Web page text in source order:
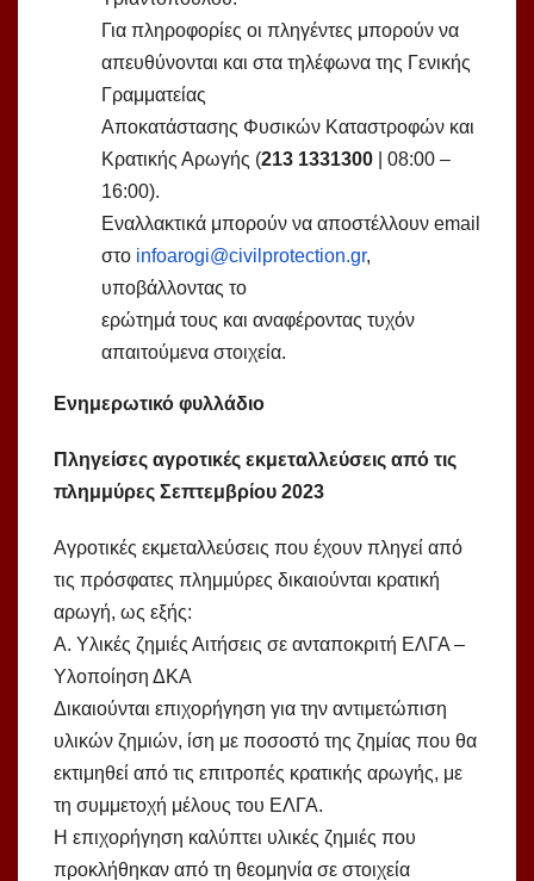
Για πληροφορίες οι πληγέντες μπορούν να
απευθύνονται και στα τηλέφωνα της Γενικής
Γραμματείας
Αποκατάστασης Φυσικών Καταστροφών και
Κρατικής Αρωγής (213 1331300 | 08:00 –
16:00).
Εναλλακτικά μπορούν να αποστέλλουν email
στο infoarogi@civilprotection.gr,
υποβάλλοντας το
ερώτημά τους και αναφέροντας τυχόν
απαιτούμενα στοιχεία.
Ενημερωτικό φυλλάδιο
Πληγείσες αγροτικές εκμεταλλεύσεις από τις
πλημμύρες Σεπτεμβρίου 2023
Αγροτικές εκμεταλλεύσεις που έχουν πληγεί από
τις πρόσφατες πλημμύρες δικαιούνται κρατική
αρωγή, ως εξής:
Α. Υλικές ζημιές Αιτήσεις σε ανταποκριτή ΕΛΓΑ –
Υλοποίηση ΔΚΑ
Δικαιούνται επιχορήγηση για την αντιμετώπιση
υλικών ζημιών, ίση με ποσοστό της ζημίας που θα
εκτιμηθεί από τις επιτροπές κρατικής αρωγής, με
τη συμμετοχή μέλους του ΕΛΓΑ.
Η επιχορήγηση καλύπτει υλικές ζημιές που
προκλήθηκαν από τη θεομηνία σε στοιχεία